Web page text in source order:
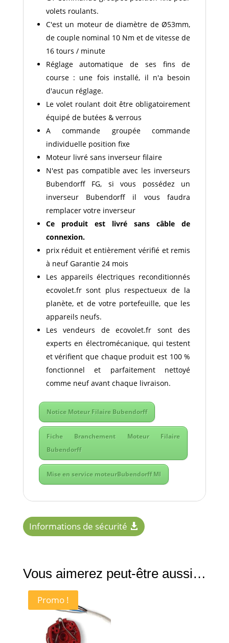
volets roulants.
C'est un moteur de diamètre de Ø53mm,
de couple nominal 10 Nm et de vitesse de
16 tours / minute
Réglage automatique de ses fins de
course : une fois installé, il n'a besoin
d'aucun réglage.
Le volet roulant doit être obligatoirement
équipé de butées & verrous
A commande groupée commande
individuelle position fixe
Moteur livré sans inverseur filaire
N'est pas compatible avec les inverseurs
Bubendorff FG, si vous possédez un
inverseur Bubendorff il vous faudra
remplacer votre inverseur
Ce produit est livré sans câble de
connexion.
prix réduit et entièrement vérifié et remis
à neuf Garantie 24 mois
Les appareils électriques reconditionnés
ecovolet.fr sont plus respectueux de la
planète, et de votre portefeuille, que les
appareils neufs.
Les vendeurs de ecovolet.fr sont des
experts en électromécanique, qui testent
et vérifient que chaque produit est 100 %
fonctionnel et parfaitement nettoyé
comme neuf avant chaque livraison.
Notice Moteur Filaire Bubendorff
Fiche Branchement Moteur Filaire
Bubendorff
Mise en service moteurBubendorff MI
Informations de sécurité
Vous aimerez peut-être aussi…
Promo !